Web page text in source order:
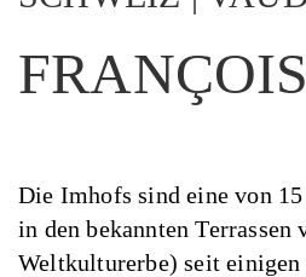
Die Imhofs sind eine von
in den bekannten
Weltkulturerbe) seit einigen